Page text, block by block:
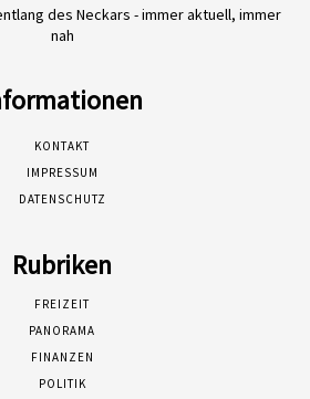
des Neckars - immer aktuell, immer
nah
KONTAKT
IMPRESSUM
DATENSCHUTZ
Rubriken
FREIZEIT
PANORAMA
FINANZEN
POLITIK